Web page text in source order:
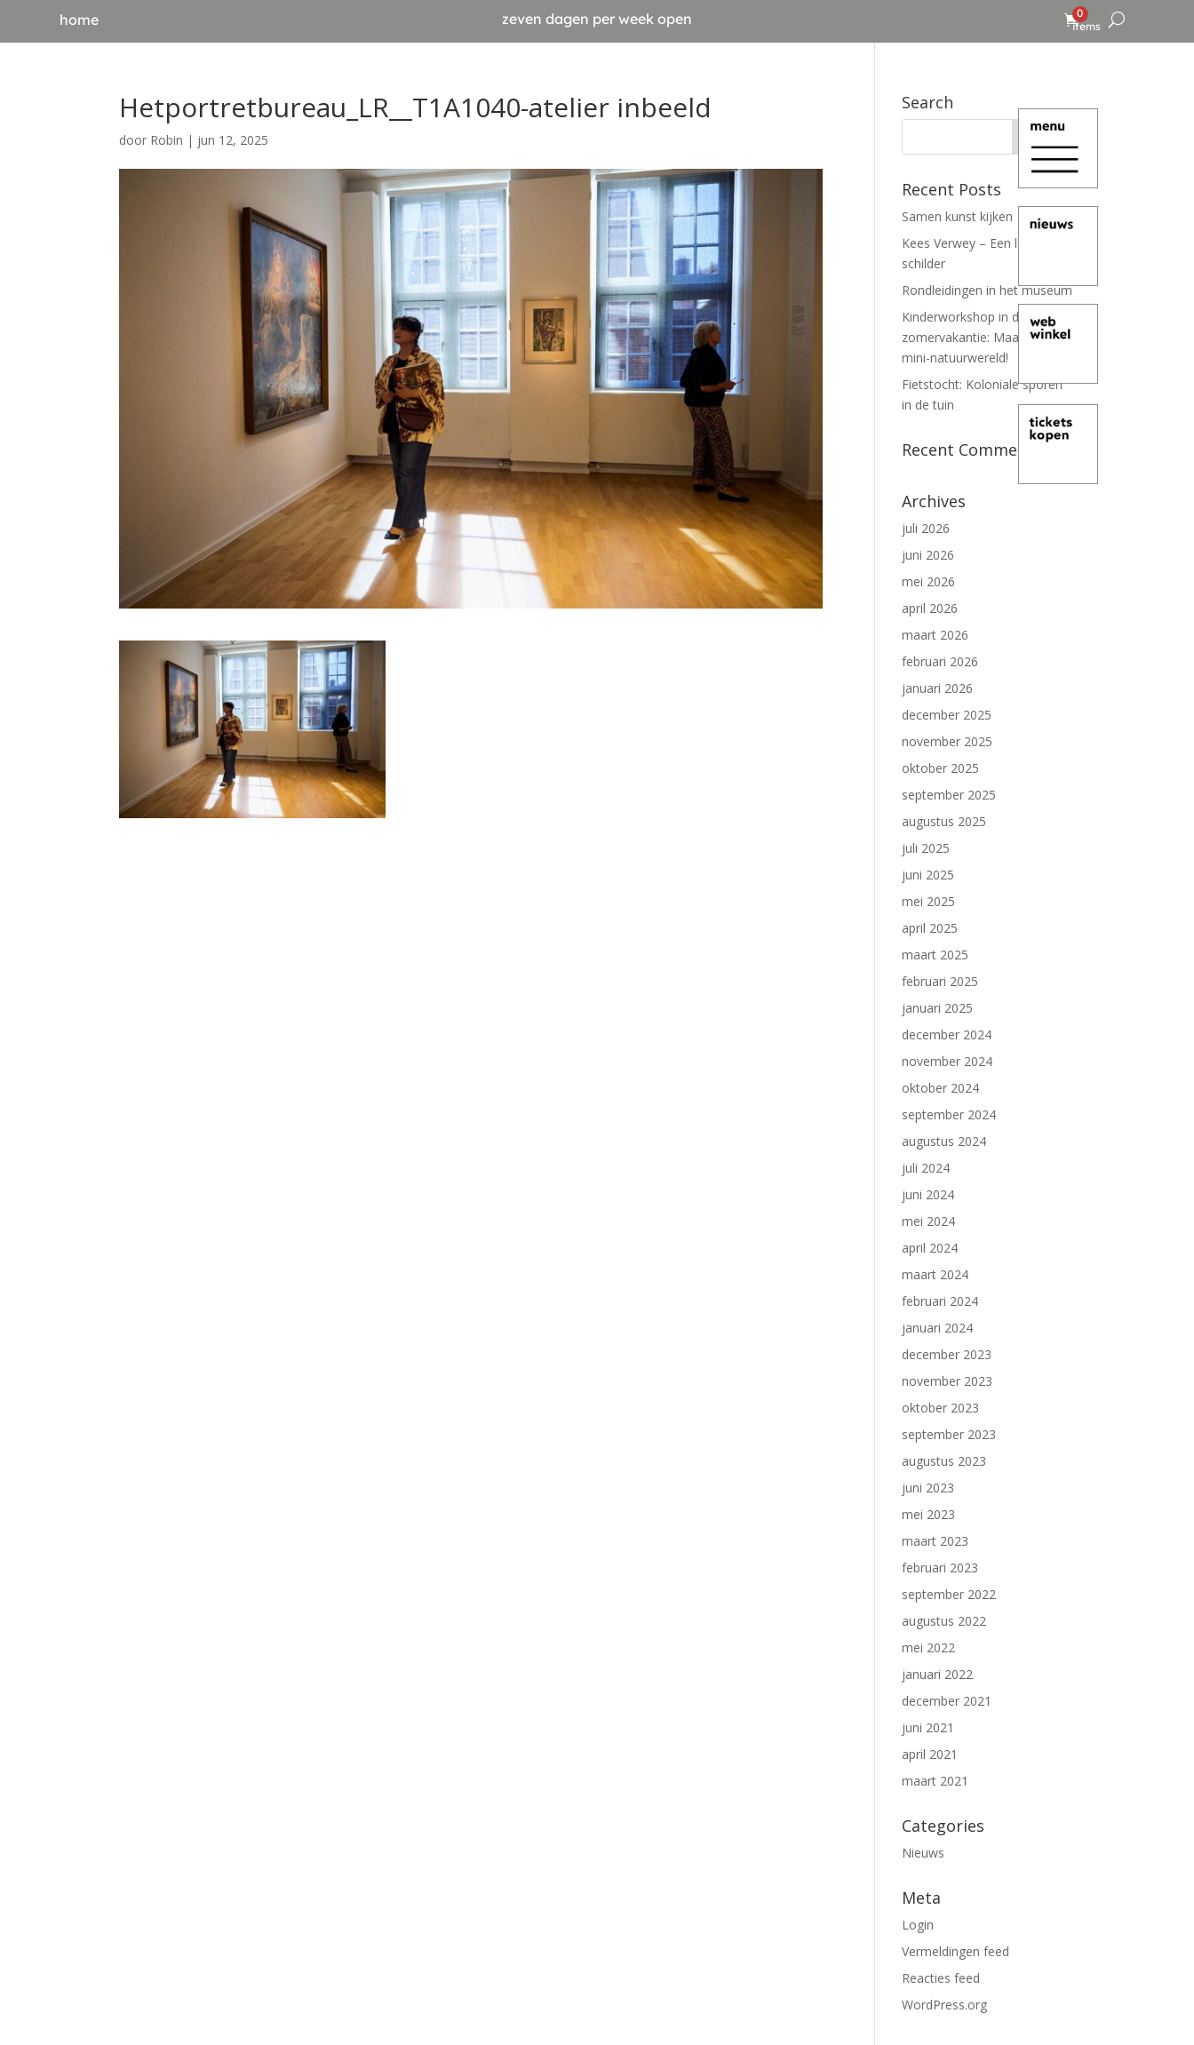
home zeven dagen per week open
0
items
Hetportretbureau_LR__T1A1040-atelier inbeeld
door Robin | jun 12, 2025
Search
Recent Posts
Samen kunst kijken
Kees Verwey – Een leven lang
schilder
Rondleidingen in het museum
Kinderworkshop in de
zomervakantie: Maak je eigen
mini-natuurwereld!
Fietstocht: Koloniale sporen
in de tuin
Recent Comments
Archives
juli 2026
juni 2026
mei 2026
april 2026
maart 2026
februari 2026
januari 2026
december 2025
november 2025
oktober 2025
september 2025
augustus 2025
juli 2025
juni 2025
mei 2025
april 2025
maart 2025
februari 2025
januari 2025
december 2024
november 2024
oktober 2024
september 2024
augustus 2024
juli 2024
juni 2024
mei 2024
april 2024
maart 2024
februari 2024
januari 2024
december 2023
november 2023
oktober 2023
september 2023
augustus 2023
juni 2023
mei 2023
maart 2023
februari 2023
september 2022
augustus 2022
mei 2022
januari 2022
december 2021
juni 2021
april 2021
maart 2021
Categories
Nieuws
Meta
Login
Vermeldingen feed
Reacties feed
WordPress.org